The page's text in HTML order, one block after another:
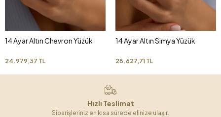
14 Ayar Altın Chevron Yüzük
24.979,37 TL
14 Ayar Altın Simya Yüzük
28.627,71 TL
Hızlı Teslimat
Siparişleriniz en kısa sürede elinize ulaşır.